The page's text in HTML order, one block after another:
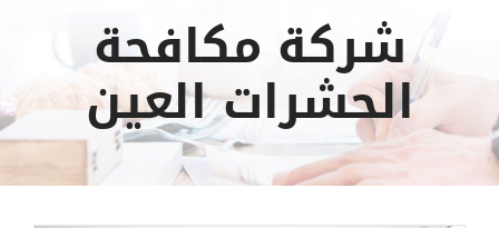
شركة مكافحة
الحشرات العين